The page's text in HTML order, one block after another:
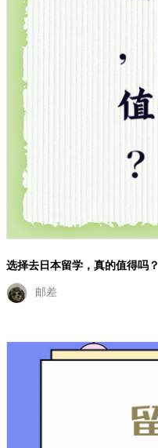
选择去日本留学，真的值得吗？
邮差